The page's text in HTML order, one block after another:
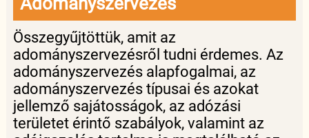
Összegyűjtöttük, amit az
adományszervezésről tudni érdemes. Az
adományszervezés alapfogalmai, az
adományszervezés típusai és azokat
jellemző sajátosságok, az adózási
területet érintő szabályok, valamint az